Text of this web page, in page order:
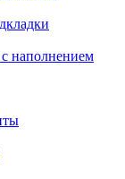
наполнением